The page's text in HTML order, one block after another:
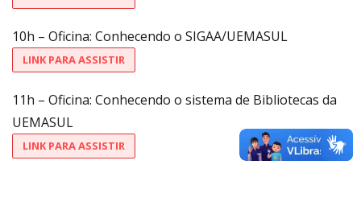
10h – Oficina: Conhecendo o SIGAA/UEMASUL
LINK PARA ASSISTIR
11h – Oficina: Conhecendo o sistema de Bibliotecas da
UEMASUL
LINK PARA ASSISTIR